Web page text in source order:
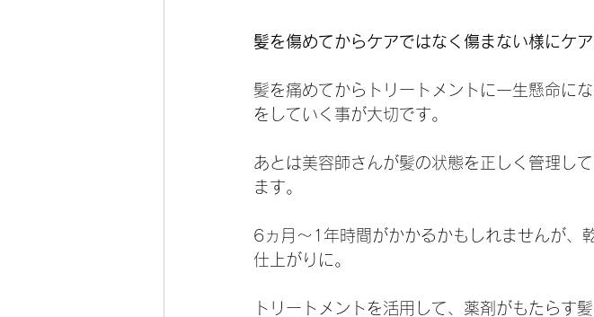
髪を傷めてからケアではなく傷まない様にケ
髪を痛めてからトリートメントに一生懸命に
をしていく事が大切です。
あとは美容師さんが髪の状態を正しく管理し
ます。
6ヵ月～1年時間がかかるかもしれませんが、
仕上がりに。
トリートメントを活用して、薬剤がもたらす髪